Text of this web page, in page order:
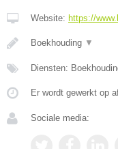
Website: https://
Boekhouding ▼
Diensten:
Er wordt gewerkt op
Sociale media: